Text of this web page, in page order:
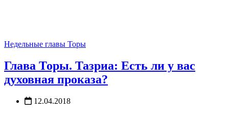
Недельные главы Торы
Глава Торы. Тазриа: Есть ли у вас
духовная проказа?
12.04.2018